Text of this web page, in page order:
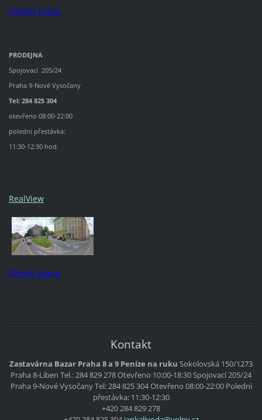
Otevřít mapu
PRODEJNA
Spojovací 205/24
Praha 9-Nové Vysočany
Tel: 284 825 304
otevřeno 08:00-22:00
poledni přestávka:
11:30-12:30 hod.
RealView
Otevřít mapu
Kontakt
Zastavárna Bazar Praha 8 a 9 Peníze na ruku Sokolovská 150/1273
Praha 8-Liben Tel.: 284 829 278Otevřeno 10:00-18:30Spojovací 205/24
Praha 9-Nové VysočanyTel: 284 825 304Otevřeno 08:00-22:00Poledni
přestávka: 11:30-12:30
+420 284 829 278